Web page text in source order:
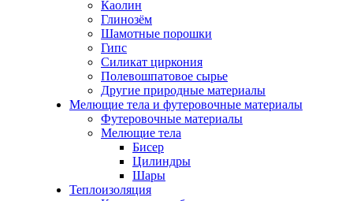
Каолин
Глинозём
Шамотные порошки
Гипс
Силикат циркония
Полевошпатовое сырье
Другие природные материалы
Мелющие тела и футеровочные материалы
Футеровочные материалы
Мелющие тела
Бисер
Цилиндры
Шары
Теплоизоляция